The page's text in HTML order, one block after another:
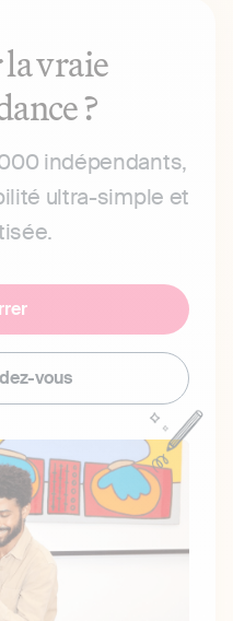
vraie
?
indépendants,
ultra-simple et
vous